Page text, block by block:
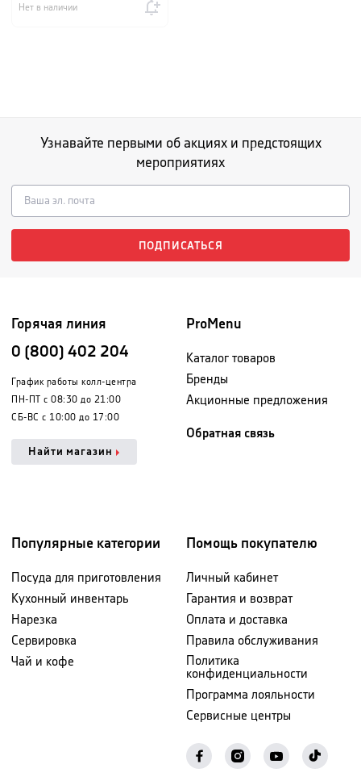
Нет в наличии
Узнавайте первыми об акциях и предстоящих
мероприятиях
ПОДПИСАТЬСЯ
Горячая линия
0 (800) 402 204
График работы колл-центра
ПН-ПТ с 08:30 до 21:00
СБ-ВС с 10:00 до 17:00
Найти магазин
ProMenu
Каталог товаров
Бренды
Акционные предложения
Обратная связь
Популярные категории
Посуда для приготовления
Кухонный инвентарь
Нарезка
Сервировка
Чай и кофе
Помощь покупателю
Личный кабинет
Гарантия и возврат
Оплата и доставка
Правила обслуживания
Политика
конфиденциальности
Программа лояльности
Сервисные центры